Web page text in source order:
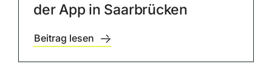
der App in Saarbrücken
Beitrag lesen